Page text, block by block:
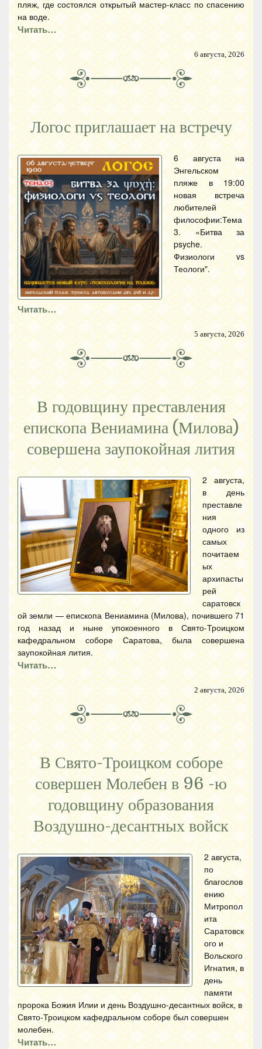
пляж, где состоялся открытый мастер-класс по спасению
на воде.
Читать…
6 августа, 2026
Логос приглашает на встречу
6 августа на
Энгельском
пляже в 19:00
новая встреча
любителей
философии:Тема
3. «Битва за
psyche.
Физиологи vs
Теологи".
Читать…
5 августа, 2026
В годовщину преставления
епископа Вениамина (Милова)
совершена заупокойная лития
2 августа,
в день
преставле
ния
одного из
самых
почитаем
ых
архипасты
рей
саратовск
ой земли — епископа Вениамина (Милова), почившего 71
год назад и ныне упокоенного в Свято-Троицком
кафедральном соборе Саратова, была совершена
заупокойная лития.
Читать…
2 августа, 2026
В Свято-Троицком соборе
совершен Молебен в 96 -ю
годовщину образования
Воздушно-десантных войск
2 августа,
по
благослов
ению
Митропол
ита
Саратовск
ого и
Вольского
Игнатия, в
день
памяти
пророка Божия Илии и день Воздушно-десантных войск, в
Свято-Троицком кафедральном соборе был совершен
молебен.
Читать…